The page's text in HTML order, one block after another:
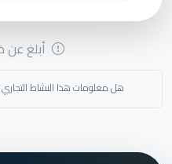
أبلغ عن
هل معلومات هذا النشاط